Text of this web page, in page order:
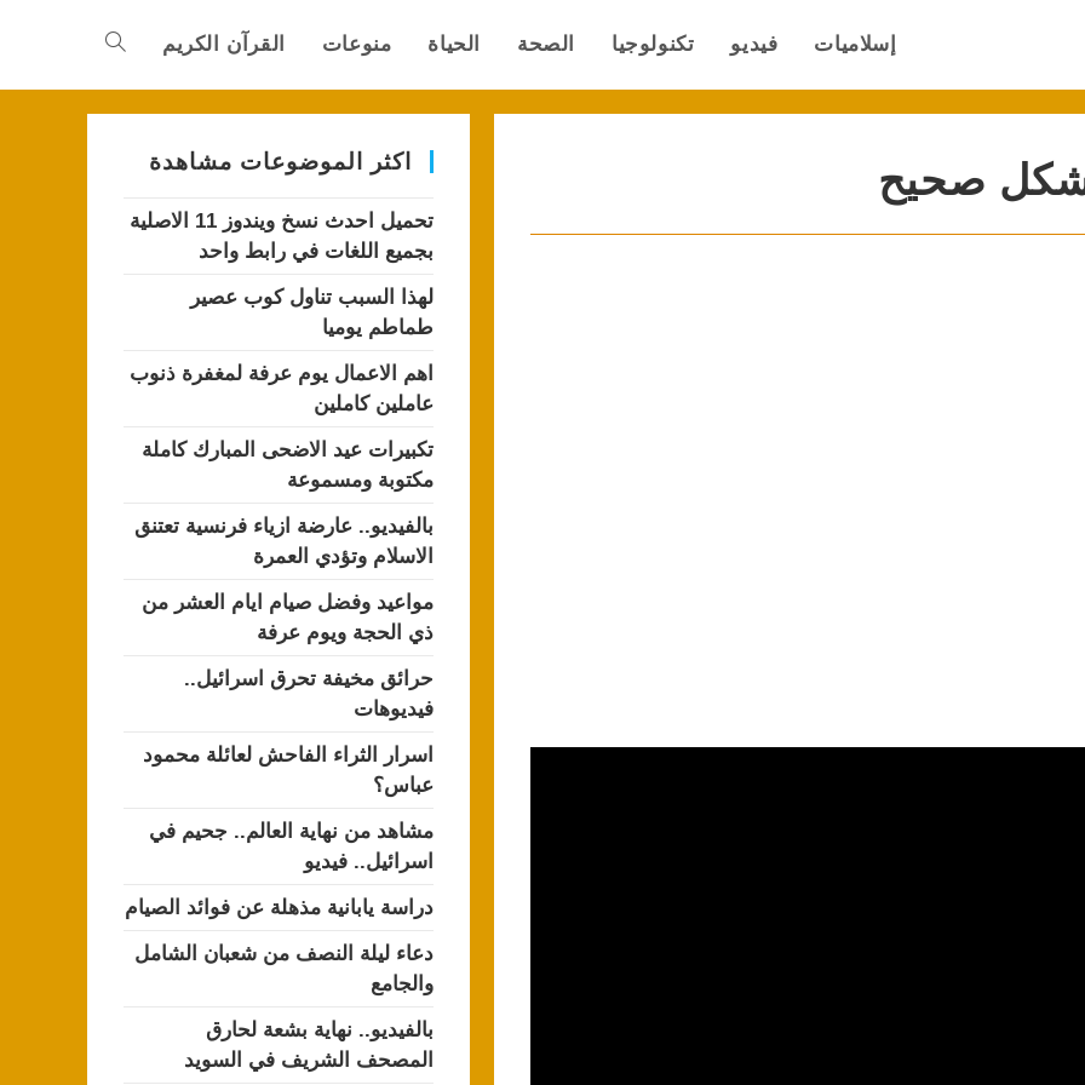
إسلاميات فيديو تكنولوجيا الصحة الحياة منوعات القرآن الكريم Toggle
صحيح اكثر الموضوعات مشاهدة
تحميل احدث نسخ ويندوز 11 الاصلية
بجميع اللغات في رابط واحد
لهذا السبب تناول كوب عصير
طماطم يوميا
اهم الاعمال يوم عرفة لمغفرة ذنوب
عاملين كاملين
تكبيرات عيد الاضحى المبارك كاملة
مكتوبة ومسموعة
بالفيديو.. عارضة ازياء فرنسية تعتنق
الاسلام وتؤدي العمرة
مواعيد وفضل صيام ايام العشر من
ذي الحجة ويوم عرفة
حرائق مخيفة تحرق اسرائيل..
فيديوهات
اسرار الثراء الفاحش لعائلة محمود
عباس؟
مشاهد من نهاية العالم.. جحيم في
اسرائيل.. فيديو
دراسة يابانية مذهلة عن فوائد الصيام
دعاء ليلة النصف من شعبان الشامل
والجامع
بالفيديو.. نهاية بشعة لحارق
المصحف الشريف في السويد